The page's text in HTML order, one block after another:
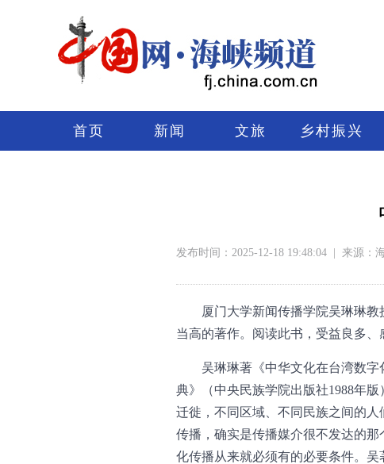
首页 新闻 文旅 乡村振兴
发布时间：2025-12-18 19:48:04 来源：
厦门大学新闻传播学院吴琳琳
当高的著作。阅读此书，受益良多、
吴琳琳著《中华文化在台湾数
典》（中央民族学院出版社1988年
迁徙，不同区域、不同民族之间的
传播，确实是传播媒介很不发达的
化传播从来就必须有的必要条件。